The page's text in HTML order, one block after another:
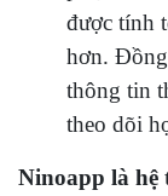
được tính
hơn.
thông tin
theo dõi
Ninoapp là hệ